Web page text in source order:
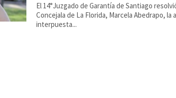
El 14°Juzgado de Garantía de Santiago
Concejala de La Florida, Marcela Abedrapo, la
interpuesta...